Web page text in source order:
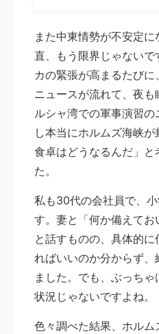
また中東情勢が不安定
直、もう限界じゃないで
カの緊張が高まるたび
ニュースが流れて、夜
ルシャ湾での軍事演習
し本当にホルムズ海峡
食卓はどうなるんだ」と
た。
私も30代の会社員で、
す。妻と「何か備えてお
と話すものの、具体的
ればいいのか分からず、
ました。でも、ぶっち
状況じゃないですよね。
色々調べた結果、ホル